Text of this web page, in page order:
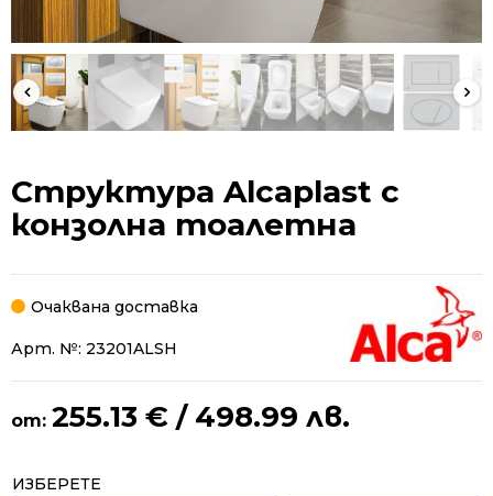
Структура Alcaplast с
конзолна тоалетна
Очаквана доставка
Арт. №: 23201ALSH
от: 255.13 € / 498.99 лв.
ИЗБЕРЕТЕ
Alternative: